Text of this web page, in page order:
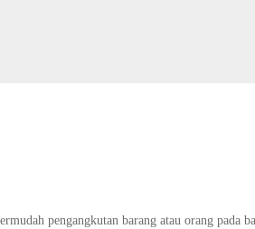
pengangkutan barang atau orang pada